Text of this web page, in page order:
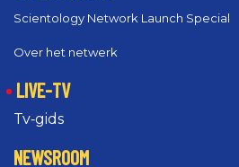
Scientology Network Launch Special
Over het netwerk
LIVE-TV
Tv‑gids
NEWSROOM